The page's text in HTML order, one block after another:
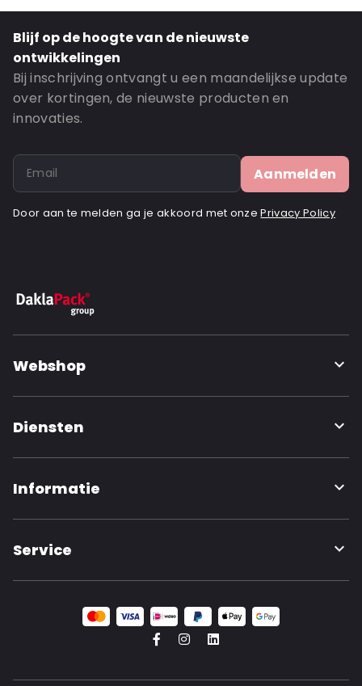
Blijf op de hoogte van de nieuwste
ontwikkelingen
Bij inschrijving ontvangt u een maandelijkse update
over kortingen, de nieuwste producten en
innovaties.
Aanmelden
Door aan te melden ga je akkoord met onzePrivacy Policy
Webshop
Diensten
Informatie
Service